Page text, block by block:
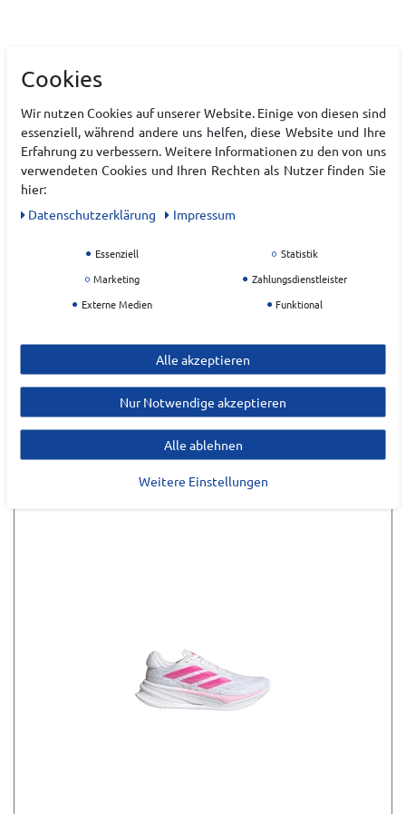
ADIDAS
EU Verantwortlicher
adidas AG
Adi-Dassler-Platz 1-2
91074Herzogenaurach
serviceinfo@onlineshop.adidas.com
ZULETZT ANGESEHEN
Cookies
Wir nutzen Cookies auf unserer Website. Einige von diesen sind
essenziell, während andere uns helfen, diese Website und Ihre
Erfahrung zu verbessern. Weitere Informationen zu den von uns
verwendeten Cookies und Ihren Rechten als Nutzer finden Sie
hier:
Daten­schutz­erklärung
Impressum
Essenziell
Statistik
Marketing
Zahlungsdienstleister
Externe Medien
Funktional
Alle akzeptieren
Nur Notwendige akzeptieren
Alle ablehnen
Weitere Einstellungen